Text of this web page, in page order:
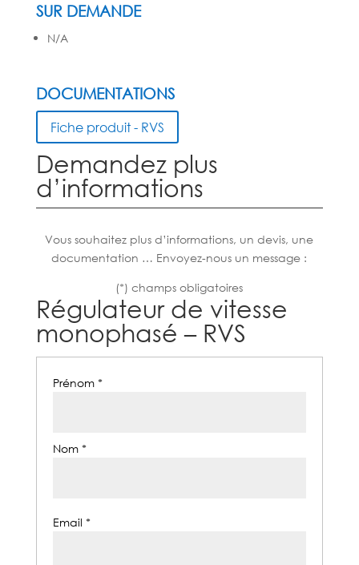
SUR DEMANDE
N/A
DOCUMENTATIONS
Fiche produit - RVS
Demandez plus
d’informations
Vous souhaitez plus d’informations, un devis, une
documentation … Envoyez-nous un message :
(*) champs obligatoires
Régulateur de vitesse
monophasé – RVS
Prénom *
Nom *
Email *